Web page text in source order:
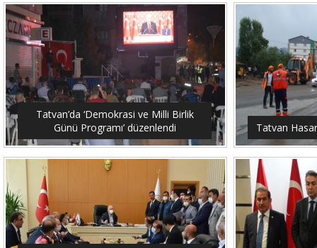
Tatvan’da ‘Demokrasi ve Milli Birlik
Günü Programı’ düzenlendi
Tatvan Hasar